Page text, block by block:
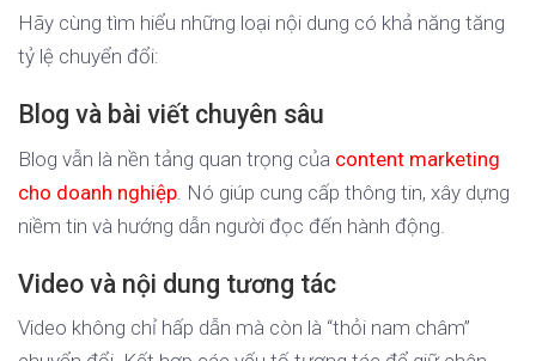
Hãy cùng tìm hiểu những loại nội dung có khả năng tăng
tỷ lệ chuyển đổi:
Blog và bài viết chuyên sâu
Blog vẫn là nền tảng quan trọng của content marketing
cho doanh nghiệp . Nó giúp cung cấp thông tin, xây dựng
niềm tin và hướng dẫn người đọc đến hành động.
Video và nội dung tương tác
Video không chỉ hấp dẫn mà còn là “thỏi nam châm”